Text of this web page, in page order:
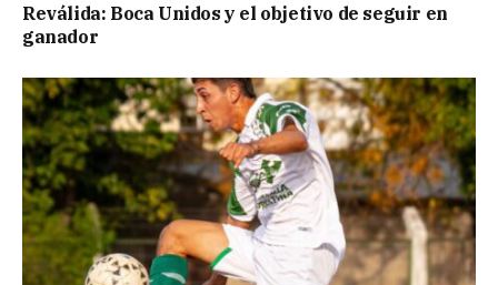
Reválida: Boca Unidos y el objetivo de seguir en
ganador